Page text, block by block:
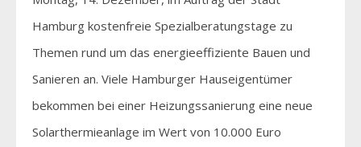
Hamburg kostenfreie Spezialberatungstage zu
Themen rund um das energieeffiziente Bauen und
Sanieren an. Viele Hamburger Hauseigentümer
bekommen bei einer Heizungssanierung eine neue
Solarthermieanlage im Wert von 10.000 Euro